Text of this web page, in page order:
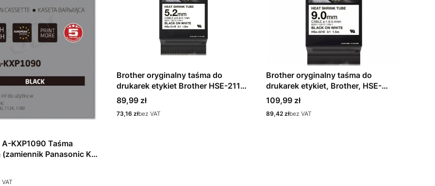
KXP1090 Taśma
Panasonic KX-
czarny)
Brother oryginalny taśma do
drukarek etykiet Brother HSE-211E
czarny druk/biały podkład, 1.5m,
5.2mm
Cena
89,99 zł
Cena
73,16 złbez VAT
Brother oryginalny taśma do
drukarek etykiet, Brother, HSE-
221E, czarny druk/biały podkład,
1.5m, 9.0mm
Cena
109,99 zł
Cena
89,42 złbez VAT